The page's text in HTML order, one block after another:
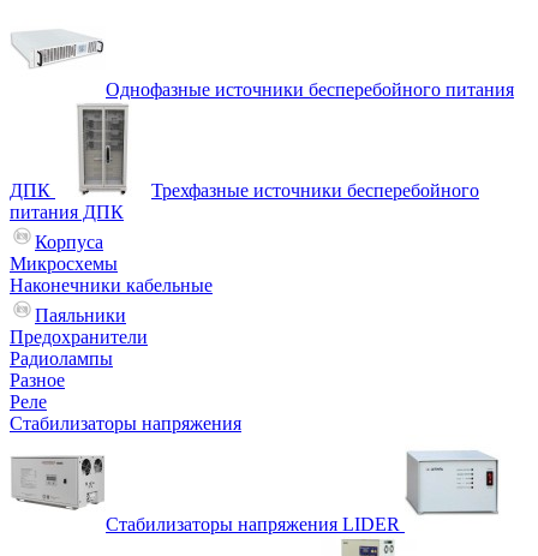
Однофазные источники бесперебойного питания
ДПК
Трехфазные источники бесперебойного
питания ДПК
Корпуса
Микросхемы
Наконечники кабельные
Паяльники
Предохранители
Радиолампы
Разное
Реле
Стабилизаторы напряжения
Стабилизаторы напряжения LIDER